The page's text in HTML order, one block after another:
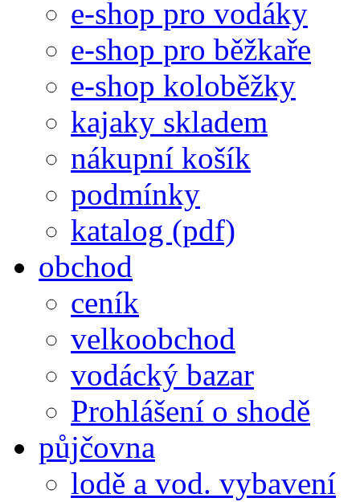
e-shop pro vodáky
e-shop pro běžkaře
e-shop koloběžky
kajaky skladem
nákupní košík
podmínky
katalog (pdf)
obchod
ceník
velkoobchod
vodácký bazar
Prohlášení o shodě
půjčovna
lodě a vod. vybavení